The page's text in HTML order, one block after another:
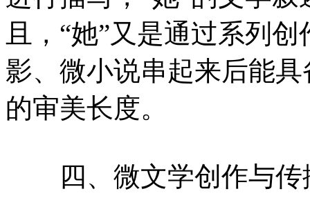
且，“她”又是通过系列
影、微小说串起来后能
的审美长度。
四、微文学创作与传